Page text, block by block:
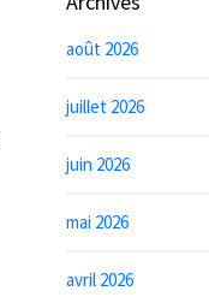
août 2026
juillet 2026
juin 2026
mai 2026
avril 2026